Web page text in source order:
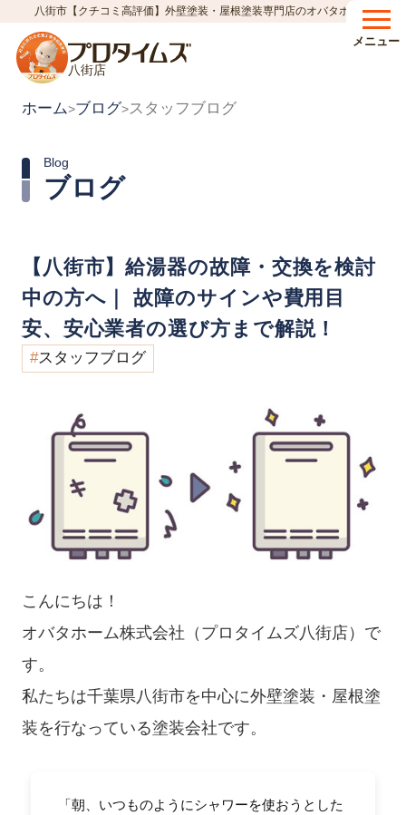
八街市【クチコミ高評価】外壁塗装・屋根塗装専門店のオバタホーム
八街店
メニュー
ホーム>ブログ>スタッフブログ
ブログ
Blog
【八街市】給湯器の故障・交換を検討
中の方へ｜ 故障のサインや費用目
安、安心業者の選び方まで解説！
スタッフブログ
こんにちは！
オバタホーム株式会社（プロタイムズ八街店）で
す。
私たちは千葉県八街市を中心に外壁塗装・屋根塗
装を行なっている塗装会社です。
「朝、いつものようにシャワーを使おうとした